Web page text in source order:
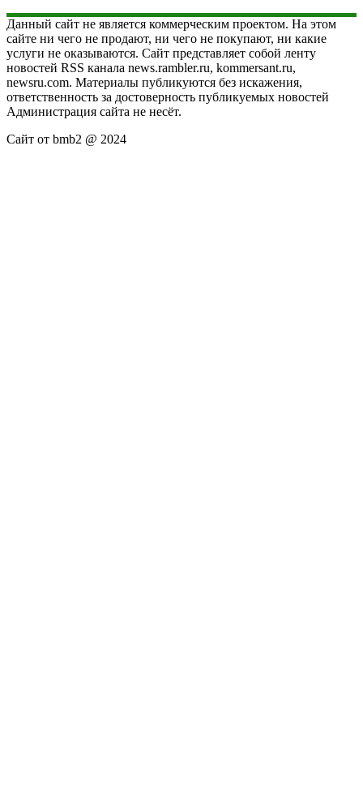
Данный сайт не является коммерческим проектом. На этом
сайте ни чего не продают, ни чего не покупают, ни какие
услуги не оказываются. Сайт представляет собой ленту
новостей RSS канала news.rambler.ru, kommersant.ru,
newsru.com. Материалы публикуются без искажения,
ответственность за достоверность публикуемых новостей
Администрация сайта не несёт.
Сайт от bmb2 @ 2024